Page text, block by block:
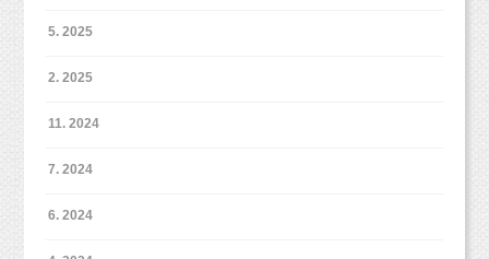
5. 2025
2. 2025
11. 2024
7. 2024
6. 2024